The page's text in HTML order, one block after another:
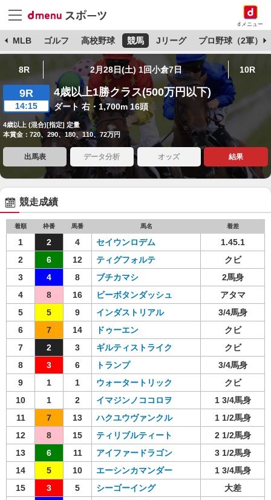
dメニュー
MLB ゴルフ 高校野球 競馬 Jリーグ プロ野球（2軍）
8R 2月28日(土) 1回小倉7日 10R
9R
14:15
4歳以上1勝クラス(500万円以下)
ダート 右・1,700m 16頭
4歳以上 (混合)[指定] 定量
本賞金：720、290、180、110、72万円
出馬表 データ分析 オッズ 結果
競走成績
着順 枠番 馬番 馬名 着差
1 2 4 セイウンロデム
1.45.1
2
6 12 ティグフォルテ
クビ
3
4 8 ブチカマシ
2馬身
4
8 16 ビーボタンダッシュ
アタマ
5
5 9 インダストリアル
3/4馬身
6
7 14 ドゥーエン
クビ
7
2 3 ギルティストライク
クビ
8
3 6 トランプ
3/4馬身
9
1 1 ウォータートリック
クビ
10
1 2 イマジンノココロヲ
1 3/4馬身
11
7 13 ハクユウヴァンクル
1 1/2馬身
12
8 15 ティリブルティート
2 1/2馬身
13
6 11 アイファードラゴン
3 1/2馬身
14
5 10 エーシンカマンダー
1 3/4馬身
15
3 5 シーゴーイング
大差